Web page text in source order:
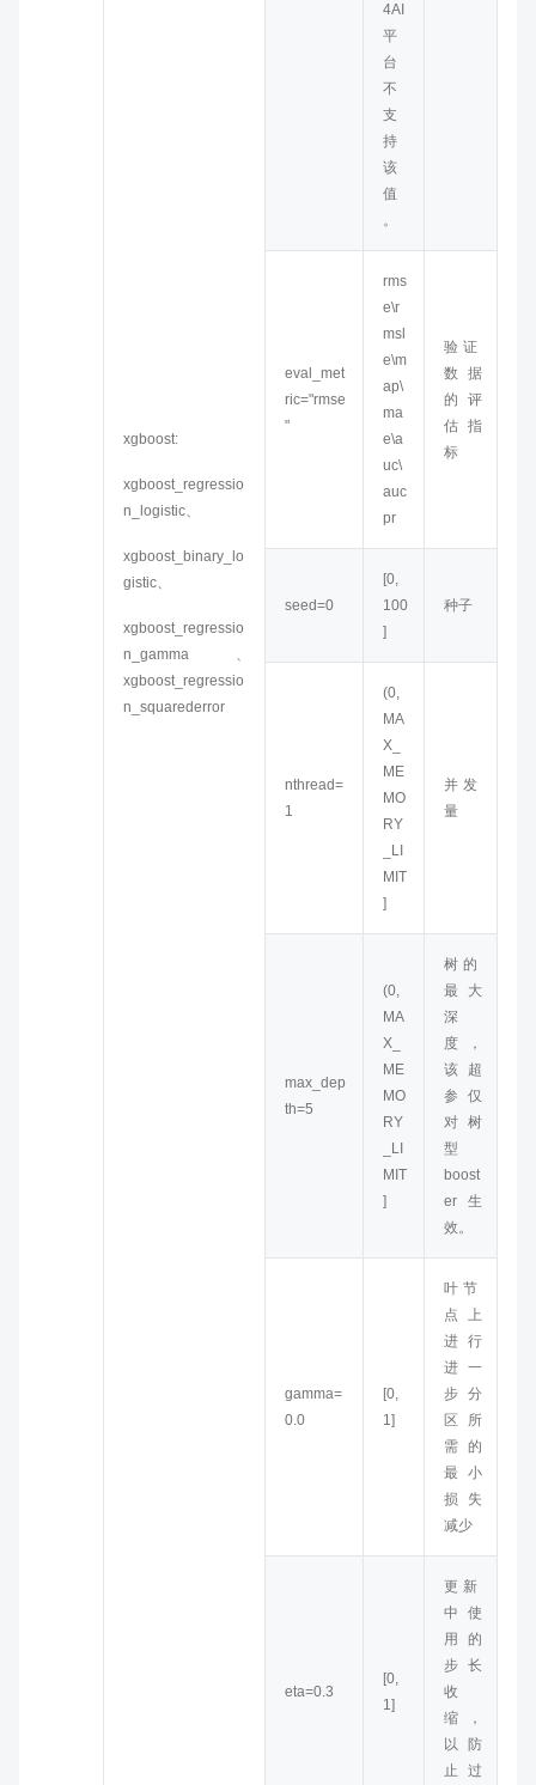
xgboost:
xgboost_regressio
n_logistic、
xgboost_binary_lo
gistic、
xgboost_regressio
n_gamma、
xgboost_regressio
n_squarederror
4AI
平
台
不
支
持
该
值
。
eval_met
ric="rmse
"
rms
e\r
msl
e\m
ap\
ma
e\a
uc\
auc
pr
验证
数据
的评
估指
标
seed=0
[0,
100
]
种子
nthread=
1
(0,
MA
X_
ME
MO
RY
_LI
MIT
]
并发
量
max_dep
th=5
(0,
MA
X_
ME
MO
RY
_LI
MIT
]
树的
最大
深
度，
该超
参仅
对树
型
boost
er生
效。
gamma=
0.0
[0,
1]
叶节
点上
进行
进一
步分
区所
需的
最小
损失
减少
eta=0.3
[0,
1]
更新
中使
用的
步长
收
缩，
以防
止过